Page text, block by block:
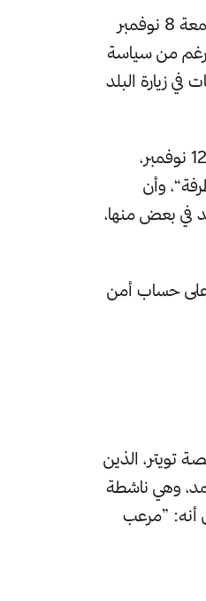
حذرت الإدارة العامة لمكافحة التطرف في المملكة العربية السعودية في يوم الجمعة 8 نوفمبر
من سياسة
زيارة البلد
تم حذف شريط الفيديو حوالي الساعة الخامسة والنصف صباحا في يوم الثلاثاء 12 نوفمبر،
وأن
في بعض منها،
على حساب أمن
تويتر، الذين
وهي ناشطة
أنه: ”مرعب